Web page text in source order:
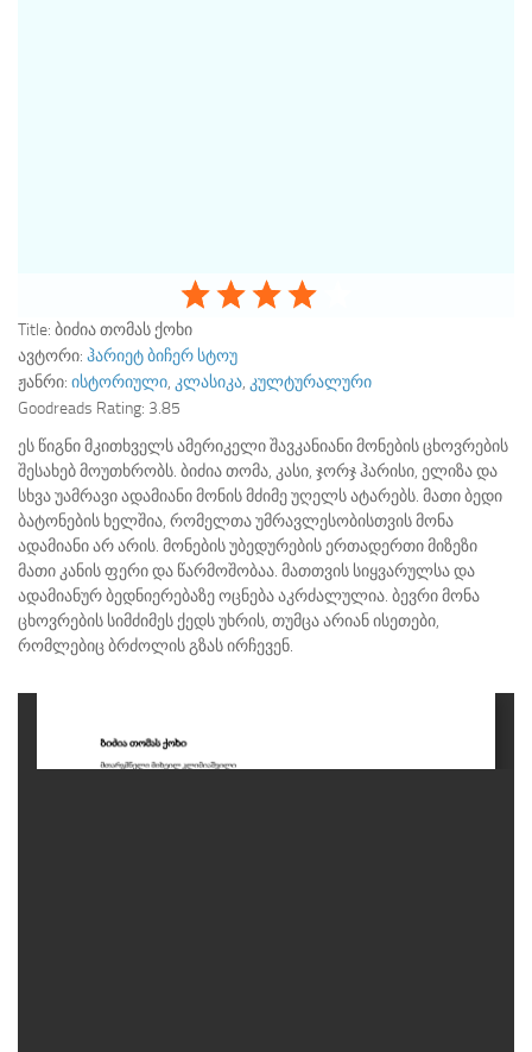
Title: ბიძია თომას ქოხი
ავტორი: ჰარიეტ ბიჩერ სტოუ
ჟანრი: ისტორიული, კლასიკა, კულტურალური
Goodreads Rating: 3.85
ეს წიგნი მკითხველს ამერიკელი შავკანიანი მონების ცხოვრების
შესახებ მოუთხრობს. ბიძია თომა, კასი, ჯორჯ ჰარისი, ელიზა და
სხვა უამრავი ადამიანი მონის მძიმე უღელს ატარებს. მათი ბედი
ბატონების ხელშია, რომელთა უმრავლესობისთვის მონა
ადამიანი არ არის. მონების უბედურების ერთადერთი მიზეზი
მათი კანის ფერი და წარმოშობაა. მათთვის სიყვარულსა და
ადამიანურ ბედნიერებაზე ოცნება აკრძალულია. ბევრი მონა
ცხოვრების სიმძიმეს ქედს უხრის, თუმცა არიან ისეთები,
რომლებიც ბრძოლის გზას ირჩევენ.